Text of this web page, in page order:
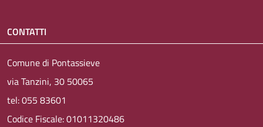
CONTATTI
Comune di Pontassieve
via Tanzini, 30 50065
tel: 055 83601
Codice Fiscale: 01011320486